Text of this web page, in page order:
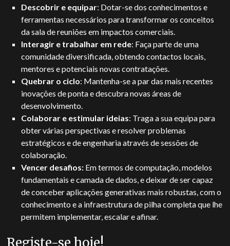
Descobrir e equipar: Dotar-se dos conhecimentos e
ferramentas necessários para transformar os conceitos
da sala de reuniões em impactos comerciais.
Interagir e trabalhar em rede: Faça parte de uma
comunidade diversificada, obtendo contactos locais,
mentores e potenciais novas contratações.
Quebrar o ciclo: Mantenha-se a par das mais recentes
inovações de ponta e descubra novas áreas de
desenvolvimento.
Colaborar e estimular ideias: Traga a sua equipa para
obter várias perspectivas e resolver problemas
estratégicos e de engenharia através de sessões de
colaboração.
Vencer desafios: Em termos de computação, modelos
fundamentais e camada de dados, e deixar de ser capaz
de conceber aplicações generativas mais robustas, com o
conhecimento e a infraestrutura de pilha completa que lhe
permitem implementar, escalar e afinar.
Registe-se hoje!